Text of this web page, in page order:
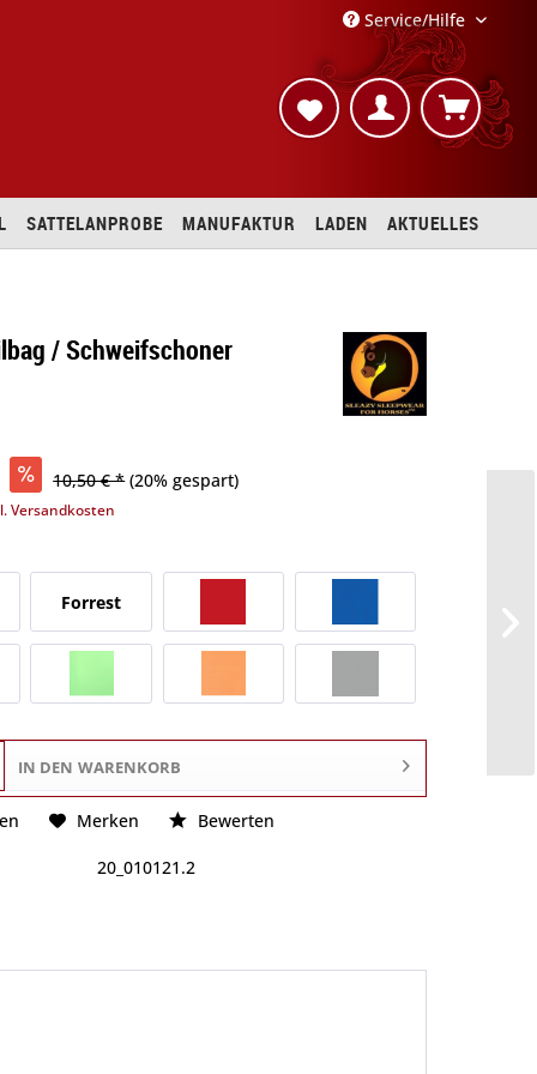
Service/Hilfe
AKTUELLES
LADEN
MANUFAKTUR
SATTELANPROBE
/ Schweifschoner
10,50 € * (20% gespart)
Versandkosten
Forrest
IN DEN WARENKORB
Merken Bewerten
20_010121.2